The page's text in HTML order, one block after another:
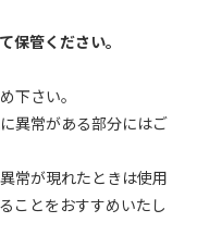
管ください。
下さい。
異常がある部分にはご
常が現れたときは使用
ことをおすすめいたし